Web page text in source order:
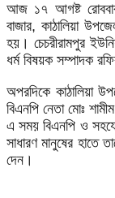
আজ ১৭ আগষ্ট রোববার
বাজার, কাঠালিয়া
হয়। চেচরীরামপুর
ধর্ম বিষয়ক সম্পাদক
অপরদিকে কাঠালিয়া
বিএনপি নেতা মোঃ
এ সময় বিএনপি ও
সাধারণ মানুষের হাতে
দেন।